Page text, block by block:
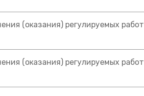
(оказания) регулируемых работ
(оказания) регулируемых работ